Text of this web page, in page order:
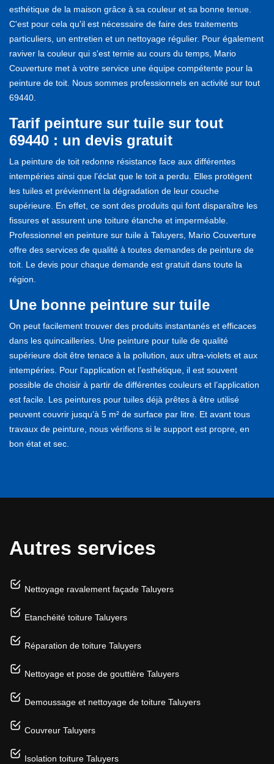
esthétique de la maison grâce à sa couleur et sa bonne tenue.
C'est pour cela qu'il est nécessaire de faire des traitements
particuliers, un entretien et un nettoyage régulier. Pour également
raviver la couleur qui s'est ternie au cours du temps, Mario
Couverture met à votre service une équipe compétente pour la
peinture de toit. Nous sommes professionnels en activité sur tout
69440.
Tarif peinture sur tuile sur tout
69440 : un devis gratuit
La peinture de toit redonne résistance face aux différentes
intempéries ainsi que l’éclat que le toit a perdu. Elles protègent
les tuiles et préviennent la dégradation de leur couche
supérieure. En effet, ce sont des produits qui font disparaître les
fissures et assurent une toiture étanche et imperméable.
Professionnel en peinture sur tuile à Taluyers, Mario Couverture
offre des services de qualité à toutes demandes de peinture de
toit. Le devis pour chaque demande est gratuit dans toute la
région.
Une bonne peinture sur tuile
On peut facilement trouver des produits instantanés et efficaces
dans les quincailleries. Une peinture pour tuile de qualité
supérieure doit être tenace à la pollution, aux ultra-violets et aux
intempéries. Pour l’application et l’esthétique, il est souvent
possible de choisir à partir de différentes couleurs et l’application
est facile. Les peintures pour tuiles déjà prêtes à être utilisé
peuvent couvrir jusqu’à 5 m² de surface par litre. Et avant tous
travaux de peinture, nous vérifions si le support est propre, en
bon état et sec.
Autres services
Nettoyage ravalement façade Taluyers
Etanchéité toiture Taluyers
Réparation de toiture Taluyers
Nettoyage et pose de gouttière Taluyers
Demoussage et nettoyage de toiture Taluyers
Couvreur Taluyers
Isolation toiture Taluyers